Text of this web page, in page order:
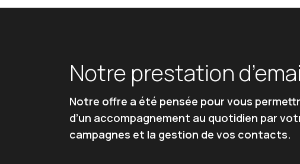
Notre prestation
Notre offre a été pensée pour vous
d’un accompagnement au quotidien par
campagnes et la gestion de vos contacts.